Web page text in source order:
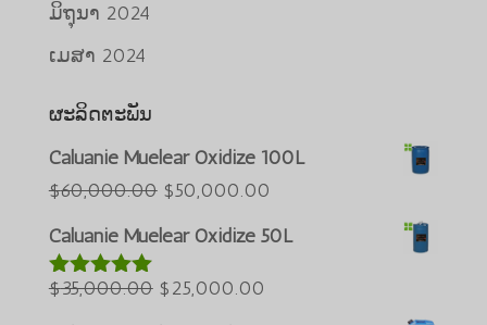
ມິຖຸນາ 2024
ເມສາ 2024
ຜະລິດຕະພັນ
Caluanie Muelear Oxidize 100L
$60,000.00 ລາຄາ
ເດີມ
$60,000.00.
$50,000.00
ປະຈຸບັນ:
Caluanie Muelear Oxidize 50L
ໃຫ້ຄະແນນ
$35,000.00 ລາຄາ
$25,000.00